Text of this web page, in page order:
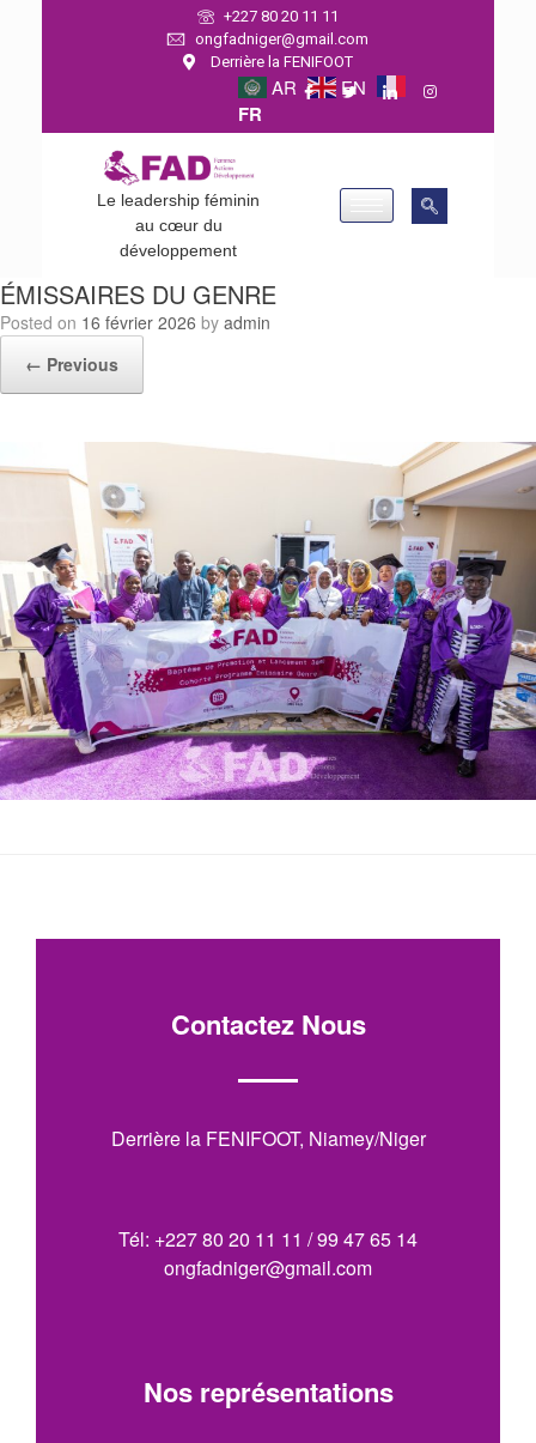
+227 80 20 11 11
ongfadniger@gmail.com
Derrière la FENIFOOT
AR EN
FR
Le leadership féminin
au cœur du
développement
ÉMISSAIRES DU GENRE
Posted on 16 février 2026 by admin
← Previous
Contactez Nous
Derrière la FENIFOOT, Niamey/Niger
Tél: +227 80 20 11 11 / 99 47 65 14
ongfadniger@gmail.com
Nos représentations